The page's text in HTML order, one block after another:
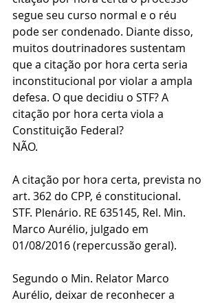
segue seu curso normal e o réu
pode ser condenado. Diante disso,
muitos doutrinadores sustentam
que a citação por hora certa seria
inconstitucional por violar a ampla
defesa. O que decidiu o STF? A
citação por hora certa viola a
Constituição Federal?
NÃO.
A citação por hora certa, prevista no
art. 362 do CPP, é constitucional.
STF. Plenário. RE 635145, Rel. Min.
Marco Aurélio, julgado em
01/08/2016 (repercussão geral).
Segundo o Min. Relator Marco
Aurélio, deixar de reconhecer a